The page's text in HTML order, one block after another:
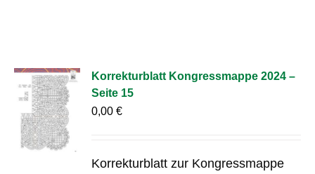
Korrekturblatt Kongressmappe 2024 –
Seite 15
0,00€
Korrekturblatt zur Kongressmappe